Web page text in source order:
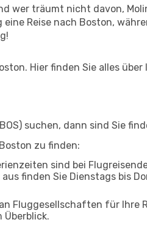
wer träumt nicht davon,
Reise nach Boston,
Hier finden Sie alles über
suchen, dann sind Sie
zu finden:
sind bei
finden Sie Dienstags bis
Fluggesellschaften für Ihre
Überblick.